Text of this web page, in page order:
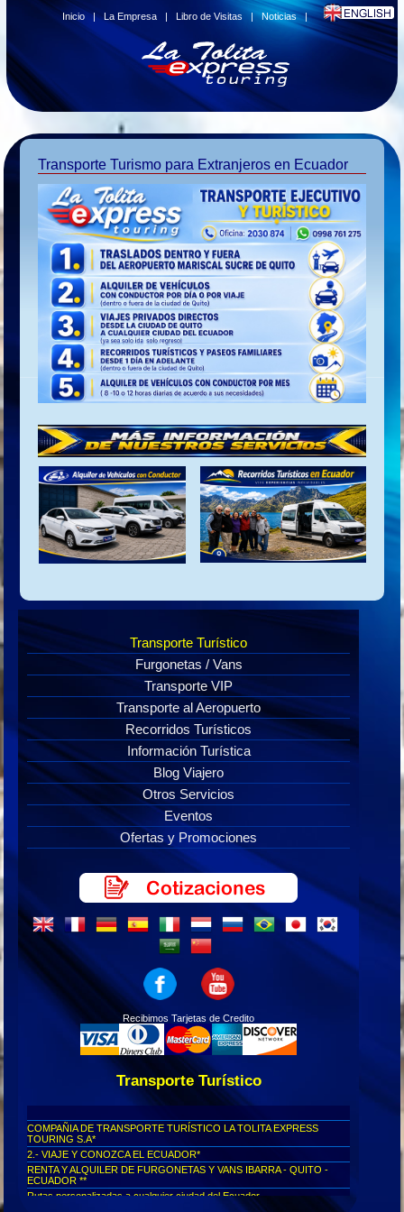
Inicio |La Empresa |Libro de Visitas |Noticias|
Transporte Turismo para Extranjeros en Ecuador
Transporte Turístico
Furgonetas / Vans
Transporte VIP
Transporte al Aeropuerto
Recorridos Turísticos
Información Turística
Blog Viajero
Otros Servicios
Eventos
Ofertas y Promociones
Recibimos Tarjetas de Credito
Transporte Turístico
COMPAÑIA DE TRANSPORTE TURÍSTICO LA TOLITA EXPRESS
TOURING S.A*
2.- VIAJE Y CONOZCA EL ECUADOR*
RENTA Y ALQUILER DE FURGONETAS Y VANS IBARRA - QUITO -
ECUADOR **
Rutas personalizadas a cualquier ciudad del Ecuador...